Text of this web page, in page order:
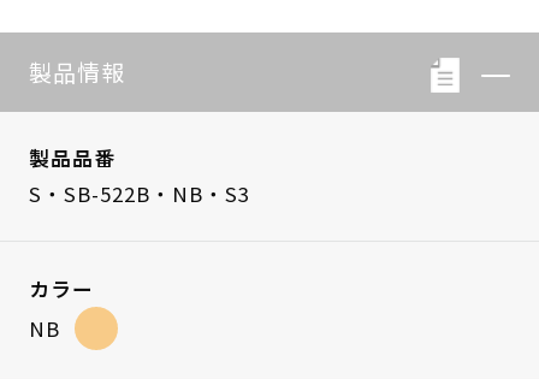
製品情報
製品品番
S・SB-522B・NB・S3
カラー
NB